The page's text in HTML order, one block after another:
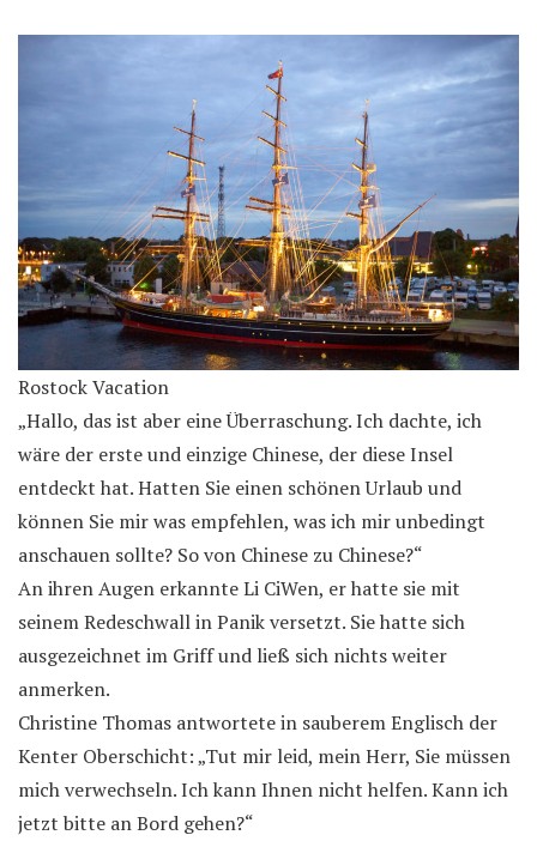
Rostock Vacation
„Hallo, das ist aber eine Überraschung. Ich dachte, ich
wäre der erste und einzige Chinese, der diese Insel
entdeckt hat. Hatten Sie einen schönen Urlaub und
können Sie mir was empfehlen, was ich mir unbedingt
anschauen sollte? So von Chinese zu Chinese?“
An ihren Augen erkannte Li CiWen, er hatte sie mit
seinem Redeschwall in Panik versetzt. Sie hatte sich
ausgezeichnet im Griff und ließ sich nichts weiter
anmerken.
Christine Thomas antwortete in sauberem Englisch der
Kenter Oberschicht: „Tut mir leid, mein Herr, Sie müssen
mich verwechseln. Ich kann Ihnen nicht helfen. Kann ich
jetzt bitte an Bord gehen?“